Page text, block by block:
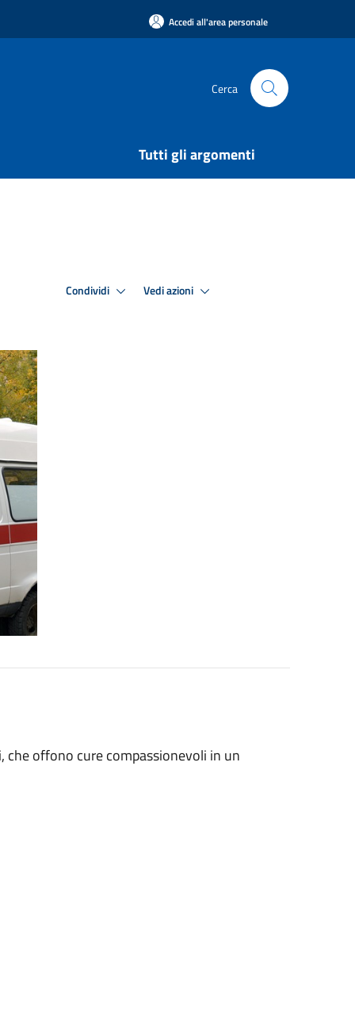
Accedi all'area personale
Cerca
Tutti gli argomenti
Condividi Vedi azioni
offono cure compassionevoli in un